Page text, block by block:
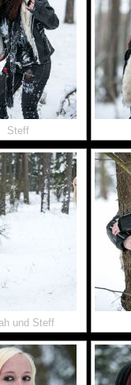
Steff
und Steff